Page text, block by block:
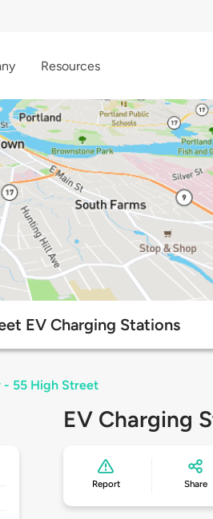
Resources
EV Charging Stations
- 55 High Street
EV Charging
Report Share